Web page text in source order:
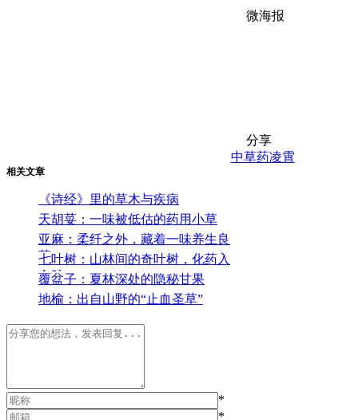
微海报
分享
相关文章
《诗经》里的草木与疾病
天胡荽：一味被低估的药用小草
亚麻：柔纤之外，藏着一味养生良
药
七叶树：山林间的奇叶树，化药入
心脉
覆盆子：夏林深处的隐秘甘果
地榆：出自山野的“止血圣草”
中草药凌霄
*
*